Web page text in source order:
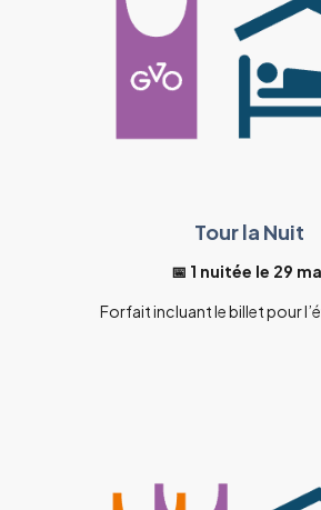
Tour la Nuit
📅 1 nuitée le 29
Forfait incluant le billet pour